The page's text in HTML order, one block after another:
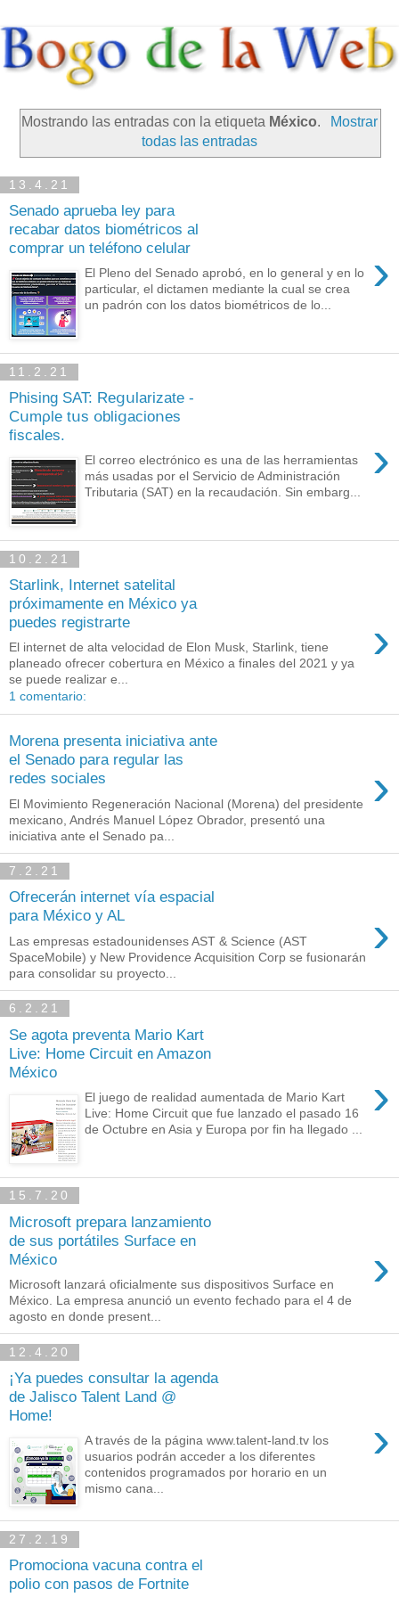
Mostrando las entradas con la etiqueta México.
Mostrar
todas las entradas
13.4.21
Senado aprueba ley para
recabar datos biométricos al
comprar un teléfono celular
›
El Pleno del Senado aprobó, en lo general y en lo
particular, el dictamen mediante la cual se crea
un padrón con los datos biométricos de lo...
11.2.21
Phising SAT: Rеցսlаrizаte -
Cսmρle tսѕ օblіցaсіοոes
fiѕcаles.
›
El correo electrónico es una de las herramientas
más usadas por el Servicio de Administración
Tributaria (SAT) en la recaudación. Sin embarg...
10.2.21
Starlink, Internet satelital
próximamente en México ya
puedes registrarte
›
El internet de alta velocidad de Elon Musk, Starlink, tiene
planeado ofrecer cobertura en México a finales del 2021 y ya
se puede realizar e...
1 comentario:
Morena presenta iniciativa ante
el Senado para regular las
redes sociales
›
El Movimiento Regeneración Nacional (Morena) del presidente
mexicano, Andrés Manuel López Obrador, presentó una
iniciativa ante el Senado pa...
7.2.21
Ofrecerán internet vía espacial
para México y AL
›
Las empresas estadounidenses AST & Science (AST
SpaceMobile) y New Providence Acquisition Corp se fusionarán
para consolidar su proyecto...
6.2.21
Se agota preventa Mario Kart
Live: Home Circuit en Amazon
México​
›
El juego de realidad aumentada de Mario Kart
Live: Home Circuit que fue lanzado el pasado 16
de Octubre en Asia y Europa por fin ha llegado ...
15.7.20
Microsoft prepara lanzamiento
de sus portátiles Surface en
México
›
Microsoft lanzará oficialmente sus dispositivos Surface en
México. La empresa anunció un evento fechado para el 4 de
agosto en donde present...
12.4.20
¡Ya puedes consultar la agenda
de Jalisco Talent Land @
Home!
›
A través de la página www.talent-land.tv los
usuarios podrán acceder a los diferentes
contenidos programados por horario en un
mismo cana...
27.2.19
Promociona vacuna contra el
polio con pasos de Fortnite